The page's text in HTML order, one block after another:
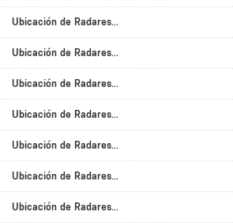
Ubicación de Radares...
Ubicación de Radares...
Ubicación de Radares...
Ubicación de Radares...
Ubicación de Radares...
Ubicación de Radares...
Ubicación de Radares...